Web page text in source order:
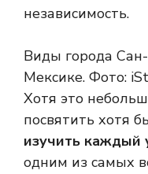
независимость.
Виды города
Мексике. Фото:
Хотя это
посвятить хотя
изучить каждый
одним из самых